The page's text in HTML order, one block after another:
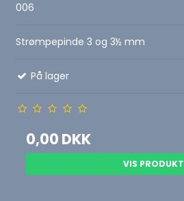
006
Strømpepinde 3 og 3½ mm
På lager
0,00 DKK
VIS PRODUKT